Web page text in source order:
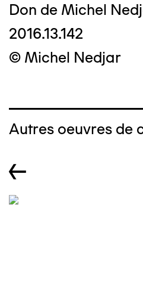
Don de Michel
2016.13.142
© Michel Nedjar
Autres oeuvres de
←